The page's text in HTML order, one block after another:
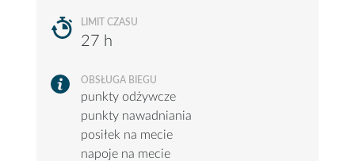
LIMIT CZASU
27 h
OBSŁUGA BIEGU
punkty odżywcze
punkty nawadniania
posiłek na mecie
napoje na mecie